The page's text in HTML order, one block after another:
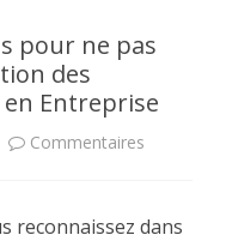
pour ne pas
des
Entreprise
Commentaires
reconnaissez dans